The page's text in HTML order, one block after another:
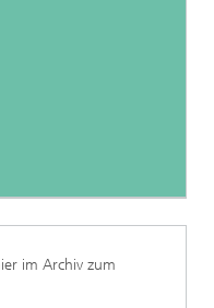
im Archiv zum